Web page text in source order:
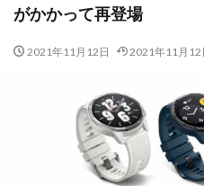
がかかって再登場
2021年11月12日 2021年11月12